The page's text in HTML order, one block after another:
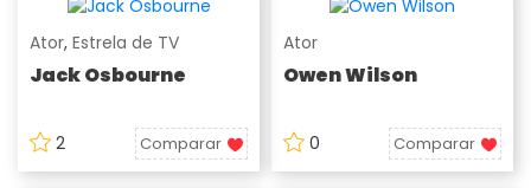
Ator, Estrela de TV
Jack Osbourne
2 Comparar
Ator
Owen Wilson
0 Comparar